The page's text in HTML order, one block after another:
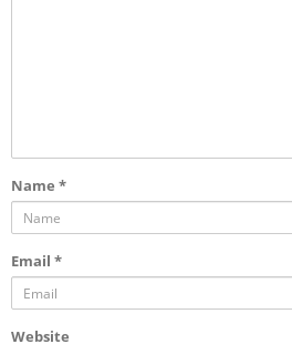
Name *
Email *
Website